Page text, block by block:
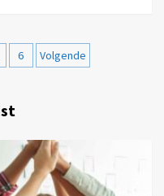
6 Volgende